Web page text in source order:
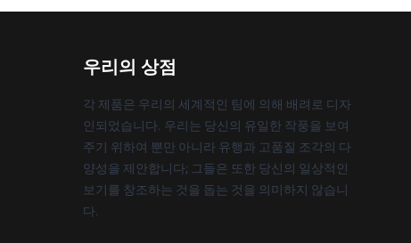
우리의 상점
각 제품은 우리의 세계적인 팀에 의해 배려로 디자
인되었습니다. 우리는 당신의 유일한 작풍을 보여
주기 위하여 뿐만 아니라 유행과 고품질 조각의 다
양성을 제안합니다; 그들은 또한 당신의 일상적인
보기를 창조하는 것을 돕는 것을 의미하지 않습니
다.